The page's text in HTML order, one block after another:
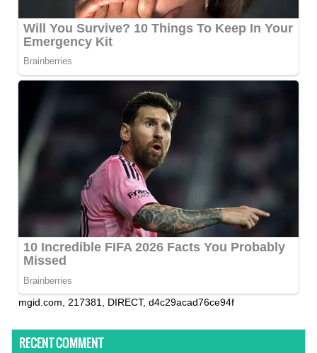
mgid.com, 217381, DIRECT, d4c29acad76ce94f
RECENT COMMENT